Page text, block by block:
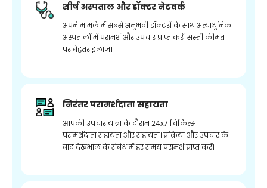
शीर्ष अस्पताल और डॉक्टर नेटवर्क
अपने मामले में सबसे अनुभवी डॉक्टरों के साथ अत्याधुनिक
अस्पतालों में परामर्श और उपचार प्राप्त करें। सस्ती कीमत
पर बेहतर इलाज।
निरंतर परामर्शदाता सहायता
आपकी उपचार यात्रा के दौरान 24x7 चिकित्सा
परामर्शदाता सहायता और सहायता। प्रक्रिया और उपचार के
बाद देखभाल के संबंध में हर समय परामर्श प्राप्त करें।